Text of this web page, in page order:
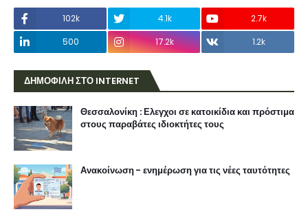
102k 4.1k
2.7k
500
17.2k 1.2k
ΔΗΜΟΦΙΛΗ ΣΤΟ INTERNET
Θεσσαλονίκη : Ελεγχοι σε κατοικίδια και πρόστιμα
στους παραβάτες ιδιοκτήτες τους
Ανακοίνωση - ενημέρωση για τις νέες ταυτότητες